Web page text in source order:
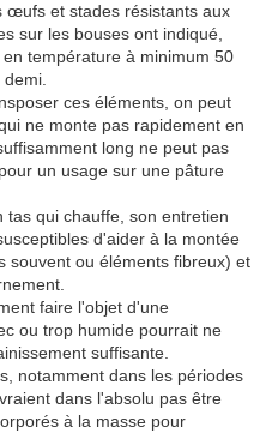
œufs et stades résistants aux
sur les bouses ont indiqué,
température à minimum 50
ces éléments, on peut
ne monte pas rapidement en
long ne peut pas
un usage sur une pâture
tas qui chauffe, son entretien
d'aider à la montée
souvent ou éléments fibreux) et
faire l'objet d'une
ou trop humide pourrait ne
suffisante.
notamment dans les périodes
dans l'absolu pas être
à la masse pour